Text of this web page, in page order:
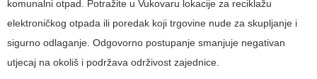
komunalni otpad. Potražite u Vukovaru lokacije za reciklažu
elektroničkog otpada ili poredak koji trgovine nude za skupljanje i
sigurno odlaganje. Odgovorno postupanje smanjuje negativan
utjecaj na okoliš i podržava održivost zajednice.